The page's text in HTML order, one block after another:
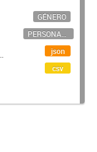
GÉNERO
PERSONAL CIENTÍFICO-TECNOLÓGICO
json
csv